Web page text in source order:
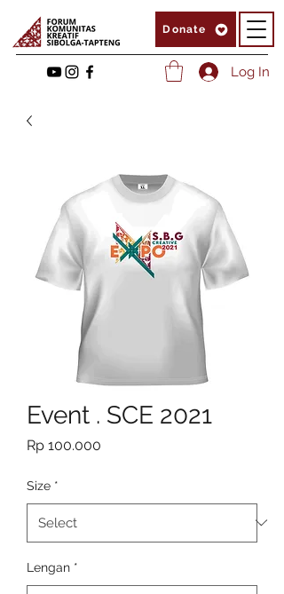
Donate
Log In
Event . SCE 2021
Rp 100.000
Size *
Lengan *